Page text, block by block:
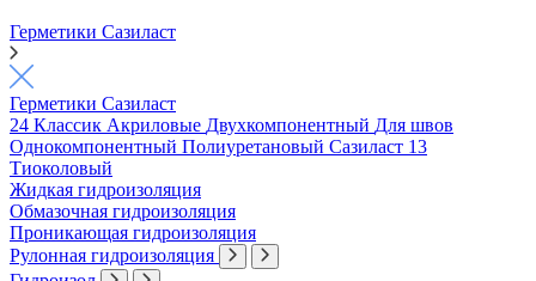
Герметики Сазиласт
Герметики Сазиласт
24 Классик Акриловые Двухкомпонентный Для швов
Однокомпонентный Полиуретановый Сазиласт 13
Тиоколовый
Жидкая гидроизоляция
Обмазочная гидроизоляция
Проникающая гидроизоляция
Рулонная гидроизоляция